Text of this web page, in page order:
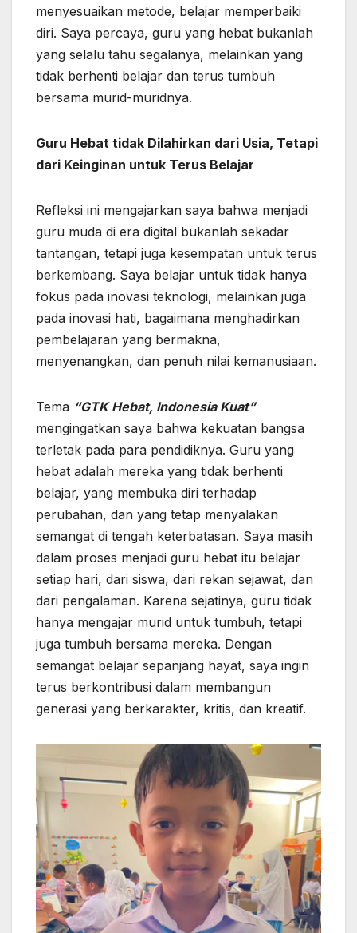
menyesuaikan metode, belajar memperbaiki
diri. Saya percaya, guru yang hebat bukanlah
yang selalu tahu segalanya, melainkan yang
tidak berhenti belajar dan terus tumbuh
bersama murid-muridnya.
Guru Hebat tidak Dilahirkan dari Usia, Tetapi
dari Keinginan untuk Terus Belajar
Refleksi ini mengajarkan saya bahwa menjadi
guru muda di era digital bukanlah sekadar
tantangan, tetapi juga kesempatan untuk terus
berkembang. Saya belajar untuk tidak hanya
fokus pada inovasi teknologi, melainkan juga
pada inovasi hati, bagaimana menghadirkan
pembelajaran yang bermakna,
menyenangkan, dan penuh nilai kemanusiaan.
Tema “GTK Hebat, Indonesia Kuat”
mengingatkan saya bahwa kekuatan bangsa
terletak pada para pendidiknya. Guru yang
hebat adalah mereka yang tidak berhenti
belajar, yang membuka diri terhadap
perubahan, dan yang tetap menyalakan
semangat di tengah keterbatasan. Saya masih
dalam proses menjadi guru hebat itu belajar
setiap hari, dari siswa, dari rekan sejawat, dan
dari pengalaman. Karena sejatinya, guru tidak
hanya mengajar murid untuk tumbuh, tetapi
juga tumbuh bersama mereka. Dengan
semangat belajar sepanjang hayat, saya ingin
terus berkontribusi dalam membangun
generasi yang berkarakter, kritis, dan kreatif.